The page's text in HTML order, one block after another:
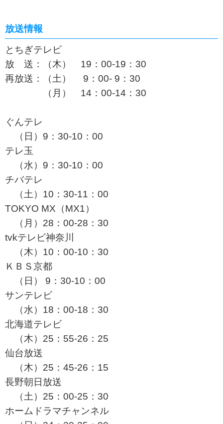
放送情報
とちぎテレビ
放 送：（木） 19：00-19：30
再放送：（土） 9：00- 9：30
（月） 14：00-14：30
ぐんテレ
（日）9：30-10：00
テレ玉
（水）9：30-10：00
チバテレ
（土）10：30-11：00
TOKYO MX（MX1）
（月）28：00-28：30
tvkテレビ神奈川
（木）10：00-10：30
ＫＢＳ京都
（日） 9：30-10：00
サンテレビ
（水）18：00-18：30
北海道テレビ
（木）25：55-26：25
仙台放送
（木）25：45-26：15
長野朝日放送
（土）25：00-25：30
ホームドラマチャンネル